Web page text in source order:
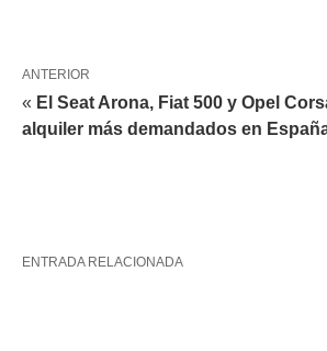
ANTERIOR
« El Seat Arona, Fiat 500 y Opel
alquiler más demandados en
ENTRADA RELACIONADA